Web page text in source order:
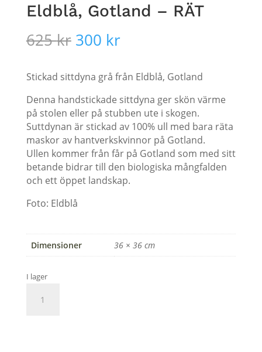
Eldblå, Gotland – RÄT
625kr Det
ursprungliga
var:
625 kr.
300 krDet
är:
300 kr.
Stickad sittdyna grå från Eldblå, Gotland
Denna handstickade sittdyna ger skön värme
på stolen eller på stubben ute i skogen.
Suttdynan är stickad av 100% ull med bara räta
maskor av hantverkskvinnor på Gotland.
Ullen kommer från får på Gotland som med sitt
betande bidrar till den biologiska mångfalden
och ett öppet landskap.
Foto: Eldblå
Dimensioner 36 × 36 cm
I lager
sittdyna